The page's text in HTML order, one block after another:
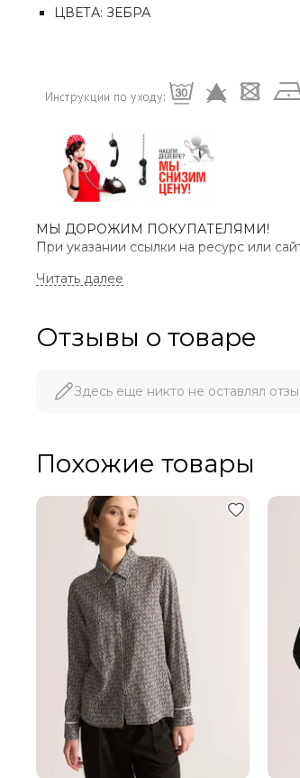
ЦВЕТА: ЗЕБРА
МЫ ДОРОЖИМ ПОКУПАТЕЛЯМИ!
При указании ссылки на ресурс или
32 175 СМ
36
175 СМ
РАЗМЕР ДЛИНА
175 СМ
175 СМ
Отзывы о товаре
Здесь еще никто не оставлял
Похожие товары